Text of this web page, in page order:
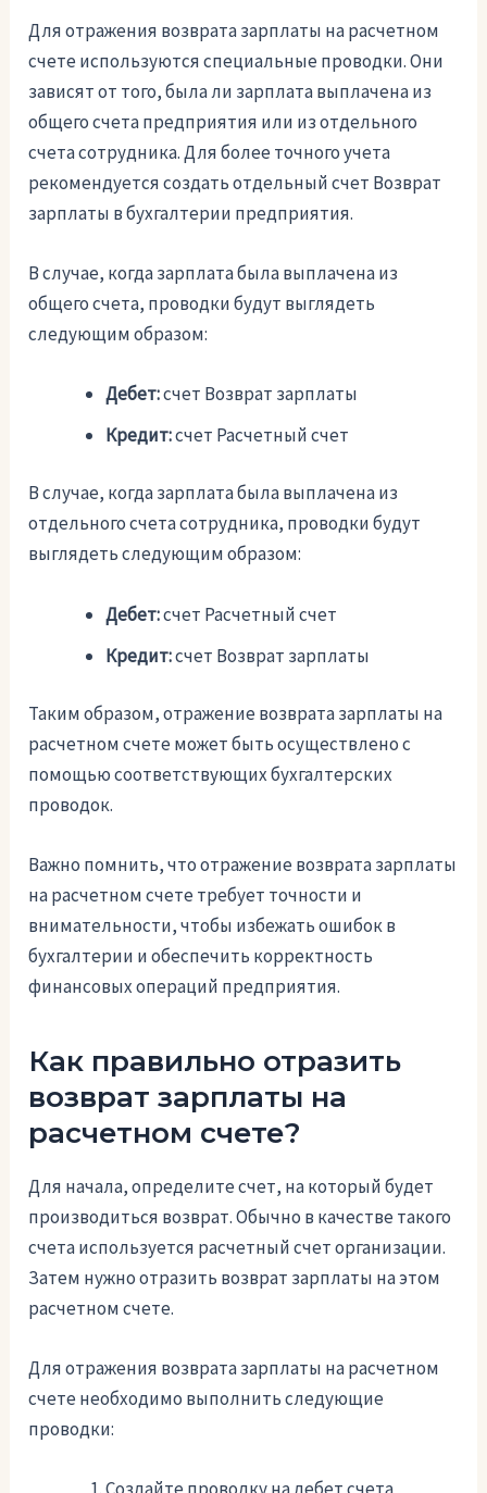
Для отражения возврата зарплаты на расчетном
счете используются специальные проводки. Они
зависят от того, была ли зарплата выплачена из
общего счета предприятия или из отдельного
счета сотрудника. Для более точного учета
рекомендуется создать отдельный счет Возврат
зарплаты в бухгалтерии предприятия.
В случае, когда зарплата была выплачена из
общего счета, проводки будут выглядеть
следующим образом:
Дебет:счет Возврат зарплаты
Кредит:счет Расчетный счет
В случае, когда зарплата была выплачена из
отдельного счета сотрудника, проводки будут
выглядеть следующим образом:
Дебет:счет Расчетный счет
Кредит:счет Возврат зарплаты
Таким образом, отражение возврата зарплаты на
расчетном счете может быть осуществлено с
помощью соответствующих бухгалтерских
проводок.
Важно помнить, что отражение возврата зарплаты
на расчетном счете требует точности и
внимательности, чтобы избежать ошибок в
бухгалтерии и обеспечить корректность
финансовых операций предприятия.
Как правильно отразить
возврат зарплаты на
расчетном счете?
Для начала, определите счет, на который будет
производиться возврат. Обычно в качестве такого
счета используется расчетный счет организации.
Затем нужно отразить возврат зарплаты на этом
расчетном счете.
Для отражения возврата зарплаты на расчетном
счете необходимо выполнить следующие
проводки: